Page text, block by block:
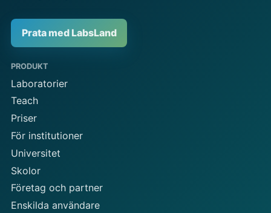
Prata med LabsLand
PRODUKT
Laboratorier
Teach
Priser
För institutioner
Universitet
Skolor
Företag och partner
Enskilda användare